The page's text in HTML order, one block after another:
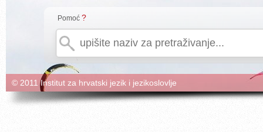
Pomoć ?
© 2011 Institut za hrvatski jezik i jezikoslovlje